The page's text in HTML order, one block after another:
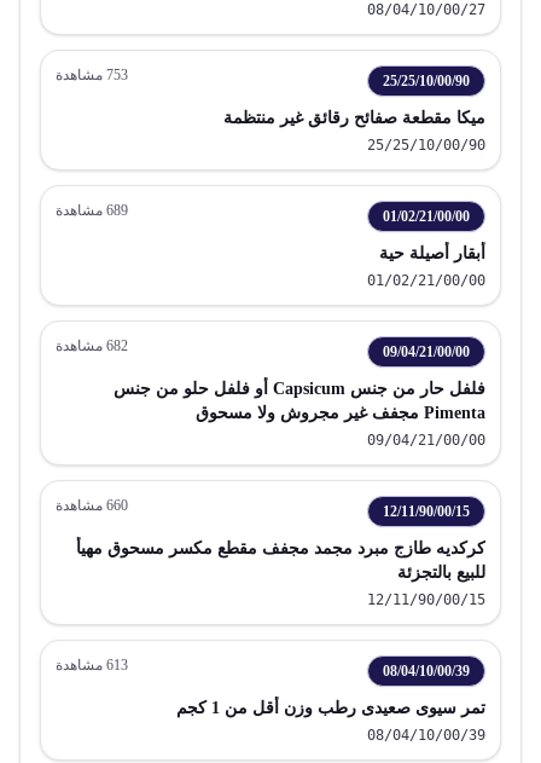
08/04/10/00/27
25/25/10/00/90
753 مشاهدة
ميكا مقطعة صفائح رقائق غير منتظمة
25/25/10/00/90
01/02/21/00/00
689 مشاهدة
أبقار أصيلة حية
01/02/21/00/00
09/04/21/00/00
682 مشاهدة
فلفل حار من جنس Capsicum أو فلفل حلو من جنس
Pimenta مجفف غير مجروش ولا مسحوق
09/04/21/00/00
12/11/90/00/15
660 مشاهدة
كركديه طازج مبرد مجمد مجفف مقطع مكسر مسحوق مهيأ
للبيع بالتجزئة
12/11/90/00/15
08/04/10/00/39
613 مشاهدة
تمر سيوى صعيدى رطب وزن أقل من 1 كجم
08/04/10/00/39